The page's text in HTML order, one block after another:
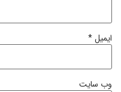
ایمیل*
وب‌ سایت